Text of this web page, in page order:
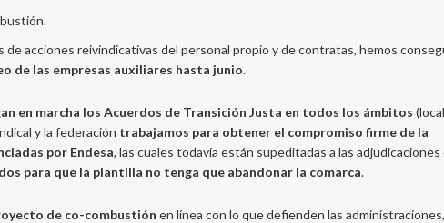
acciones reivindicativas del personal propio y de contratas, hemos
de las empresas auxiliares hasta junio.
en marcha los Acuerdos de Transición Justa en todos los ámbitos
y la federación trabajamos para obtener el compromiso firme de la
por Endesa, las cuales todavía están supeditadas a las adjudicaciones
para que la plantilla no tenga que abandonar la comarca.
de co-combustión en línea con lo que defienden las